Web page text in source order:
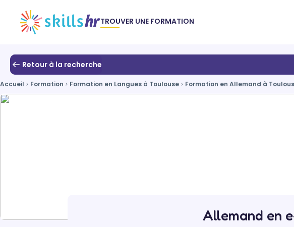
TROUVER UNE FORMATION
Retour à la recherche
Accueil Formation Formation en Langues à Toulouse Formation en Allemand à
Allemand en